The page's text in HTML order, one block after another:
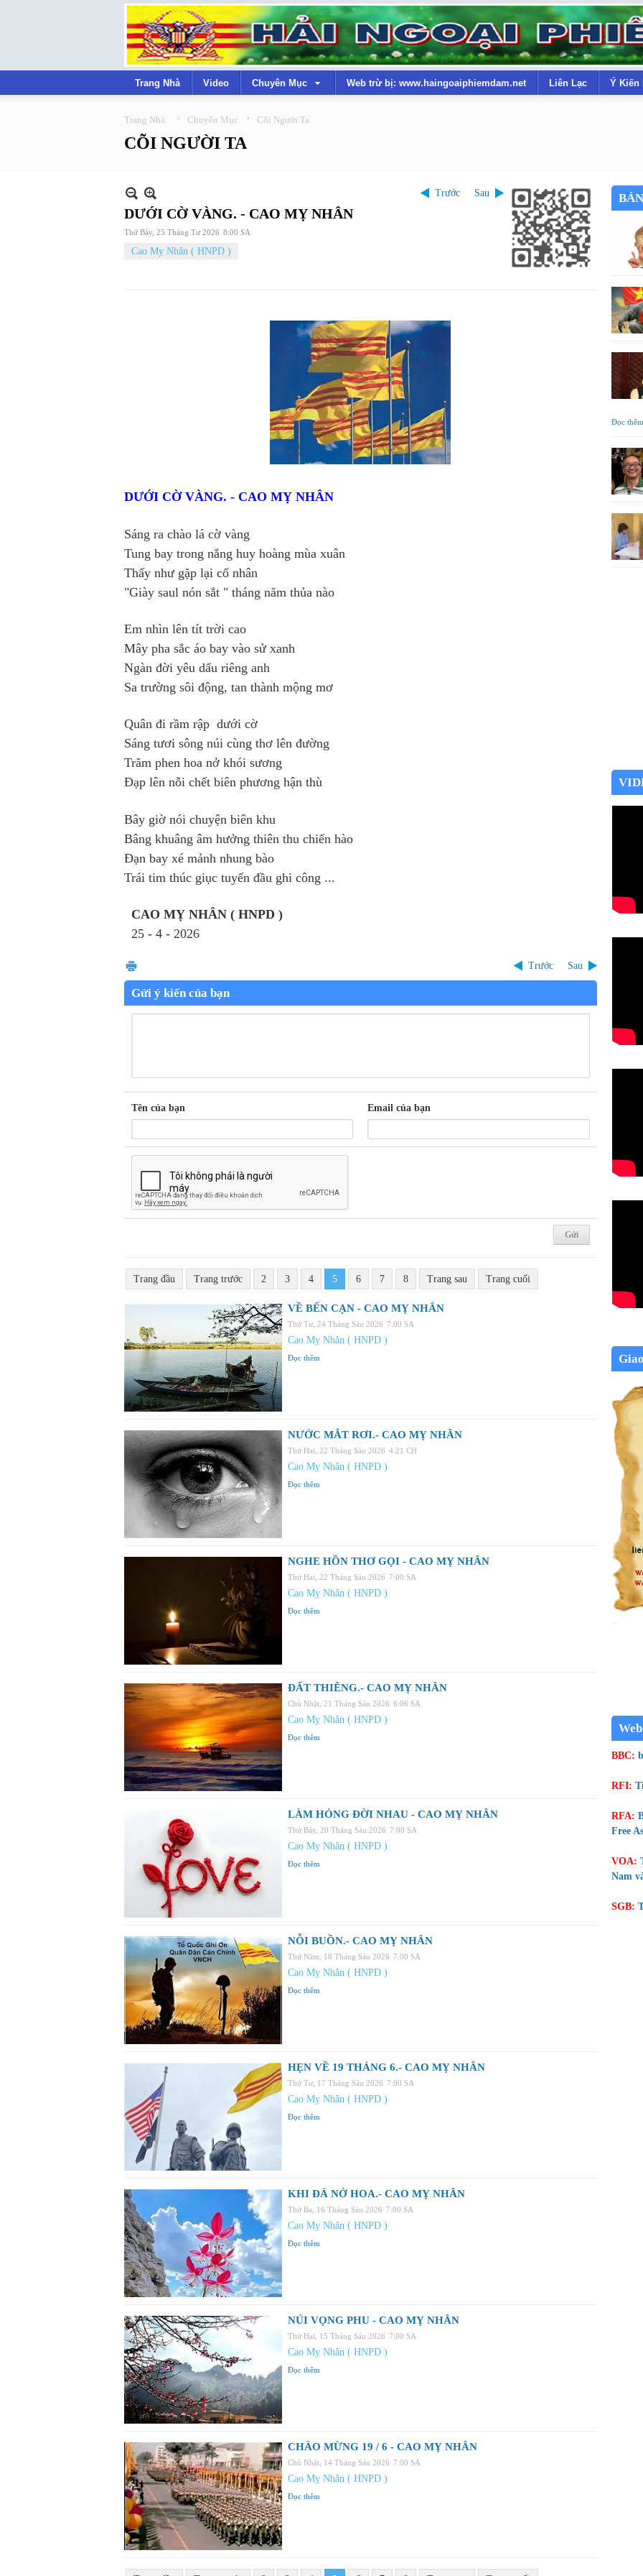
Trang Nhà Video Chuyên Mục Web trừ bị: www.haingoaiphiemdam.net Liên Lạc Ý Kiến
Trang Nhà › Chuyên Mục › Cõi Người Ta
CÕI NGƯỜI TA
Trước Sau
DƯỚI CỜ VÀNG. - CAO MỴ NHÂN
Thứ Bảy, 25 Tháng Tư 2026 8:00 SA
Cao Mỵ Nhân ( HNPD )
DƯỚI CỜ VÀNG. - CAO MỴ NHÂN
Sáng ra chào lá cờ vàng
Tung bay trong nắng huy hoàng mùa xuân
Thấy như gặp lại cố nhân
"Giày saul nón sắt " tháng năm thủa nào
Em nhìn lên tít trời cao
Mây pha sắc áo bay vào sử xanh
Ngàn đời yêu dấu riêng anh
Sa trường sôi động, tan thành mộng mơ
Quân đi rầm rập dưới cờ
Sáng tươi sông núi cùng thơ lên đường
Trăm phen hoa nở khói sương
Đạp lên nỗi chết biên phương hận thù
Bây giờ nói chuyện biên khu
Bâng khuâng âm hưởng thiên thu chiến hào
Đạn bay xé mảnh nhung bào
Trái tim thúc giục tuyến đầu ghi công ...
CAO MỴ NHÂN ( HNPD )
25 - 4 - 2026
Trước Sau
Gửi ý kiến của bạn
Tên của bạn Email của bạn
Trang đầu Trang trước 2 3 4 5 6 7 8 Trang sau Trang cuối
VỀ BẾN CẠN - CAO MỴ NHÂN
Thứ Tư, 24 Tháng Sáu 2026 7:00 SA
Cao Mỵ Nhân ( HNPD )
Đọc thêm
NƯỚC MẮT RƠI.- CAO MỴ NHÂN
Thứ Hai, 22 Tháng Sáu 2026 4:21 CH
Cao Mỵ Nhân ( HNPD )
Đọc thêm
NGHE HỒN THƠ GỌI - CAO MỴ NHÂN
Thứ Hai, 22 Tháng Sáu 2026 7:00 SA
Cao Mỵ Nhân ( HNPD )
Đọc thêm
ĐẤT THIÊNG.- CAO MỴ NHÂN
Chủ Nhật, 21 Tháng Sáu 2026 6:06 SA
Cao Mỵ Nhân ( HNPD )
Đọc thêm
LÀM HỎNG ĐỜI NHAU - CAO MỴ NHÂN
Thứ Bảy, 20 Tháng Sáu 2026 7:00 SA
Cao Mỵ Nhân ( HNPD )
Đọc thêm
NỖI BUỒN.- CAO MỴ NHÂN
Thứ Năm, 18 Tháng Sáu 2026 7:00 SA
Cao Mỵ Nhân ( HNPD )
Đọc thêm
HẸN VỀ 19 THÁNG 6.- CAO MỴ NHÂN
Thứ Tư, 17 Tháng Sáu 2026 7:00 SA
Cao Mỵ Nhân ( HNPD )
Đọc thêm
KHI ĐÁ NỞ HOA.- CAO MỴ NHÂN
Thứ Ba, 16 Tháng Sáu 2026 7:00 SA
Cao Mỵ Nhân ( HNPD )
Đọc thêm
NÚI VỌNG PHU - CAO MỴ NHÂN
Thứ Hai, 15 Tháng Sáu 2026 7:00 SA
Cao Mỵ Nhân ( HNPD )
Đọc thêm
CHÀO MỪNG 19 / 6 - CAO MỴ NHÂN
Chủ Nhật, 14 Tháng Sáu 2026 7:00 SA
Cao Mỵ Nhân ( HNPD )
Đọc thêm
Đọc thêm
BBC:
RFI:
RFA:
Free
VOA:
Nam
SGB: